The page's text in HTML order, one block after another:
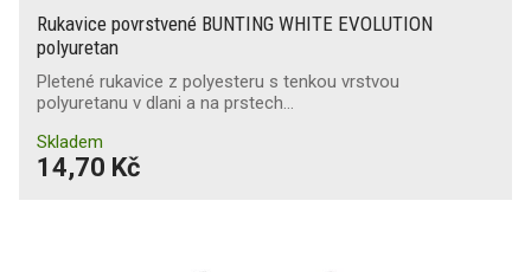
Rukavice povrstvené BUNTING WHITE EVOLUTION
polyuretan
Pletené rukavice z polyesteru s tenkou vrstvou
polyuretanu v dlani a na prstech…
Skladem
14,70 Kč